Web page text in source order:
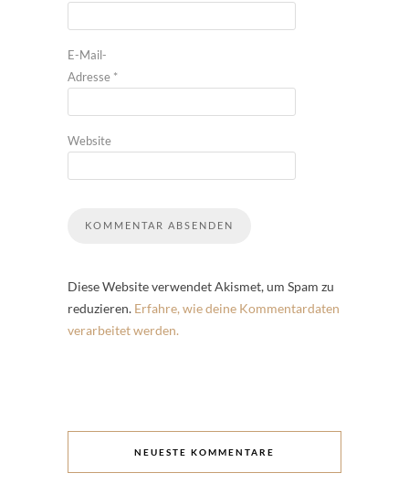
E-Mail-
Adresse *
Website
Diese Website verwendet Akismet, um Spam zu
reduzieren. Erfahre, wie deine Kommentardaten
verarbeitet werden.
NEUESTE KOMMENTARE